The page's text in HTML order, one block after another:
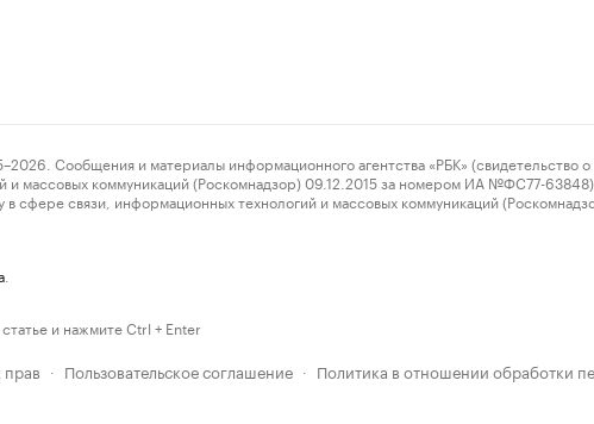
и материалы информационного агентства «РБК» (свидетельство о
массовых коммуникаций (Роскомнадзор) 09.12.2015 за номером ИА №ФС77-63848)
сфере связи, информационных технологий и массовых коммуникаций
и нажмите Ctrl + Enter
· Пользовательское соглашение · Политика в отношении обработки